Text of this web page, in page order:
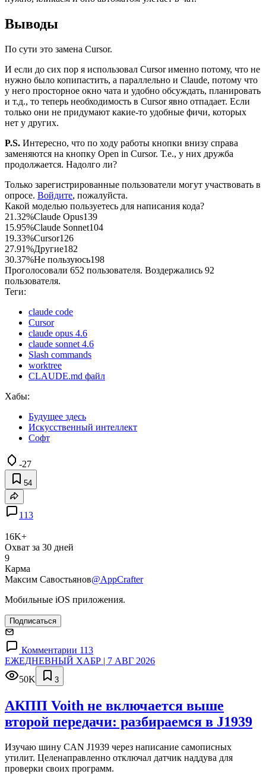
Выводы
По сути это замена Cursor.
И если до сих пор я использовал Cursor именно потому, что не
нужно было копипастить, а параллельно и Claude, потому что
у него просторное окно чата и удобно обсуждать, планировать
и т.д., то теперь необходимость в Cursor явно отпадает. Если
только они не придумают какие-то удобные фичи, которых
нет у других.
P.S. Интересно, что по ходу работы кнопки внизу справа
заменяются на кнопку Open in Cursor. Т.е., у них дружба
продолжается. Надолго ли?
Только зарегистрированные пользователи могут участвовать в
опросе. Войдите, пожалуйста.
Какой моделью пользуетесь для написания кода?
21.32%Claude Opus139
15.95%Claude Sonnet104
19.33%Cursor126
27.91%Другие182
30.37%Не пользуюсь198
Проголосовали 652 пользователя. Воздержались 92
пользователя.
Теги:
claude code
Cursor
claude opus 4.6
claude sonnet 4.6
Slash commands
worktree
CLAUDE.md файл
Хабы:
Будущее здесь
Искусственный интеллект
Софт
-27
54
113
16K+
Охват за 30 дней
9
Карма
Максим Савостьянов@AppCrafter
Мобильные iOS приложения.
Подписаться
Комментарии 113
ЕЖЕДНЕВНЫЙ ХАБР | 7 АВГ 2026
50K
3
АКПП Voith не включается выше
второй передачи: разбираемся в J1939
Изучаю шину CAN J1939 через написание самописных
утилит. Целенаправленно отключал датчик наддува для
проверки своих программ.